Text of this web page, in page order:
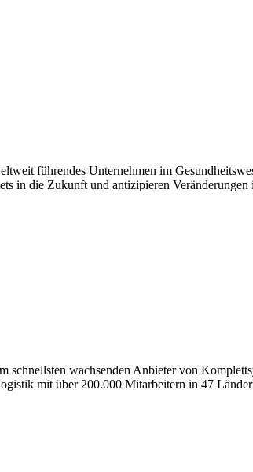
führendes Unternehmen im
in die Zukunft und antizipieren Veränderungen
schnellsten wachsenden Anbieter von
mit über 200.000 Mitarbeitern in 47